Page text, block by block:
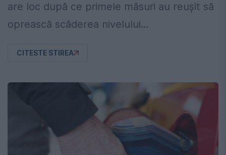
are loc după ce primele măsuri au reușit să
oprească scăderea nivelului...
CITESTE STIREA